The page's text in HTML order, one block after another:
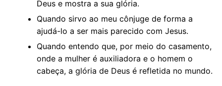
Deus e mostra a sua glória.
Quando sirvo ao meu cônjuge de forma a
ajudá-lo a ser mais parecido com Jesus.
Quando entendo que, por meio do casamento,
onde a mulher é auxiliadora e o homem o
cabeça, a glória de Deus é refletida no mundo.